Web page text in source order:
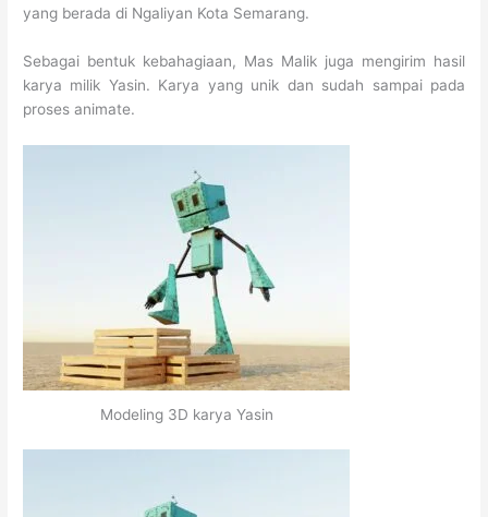
yang berada di Ngaliyan Kota Semarang.
Sebagai bentuk kebahagiaan, Mas Malik juga mengirim hasil
karya milik Yasin. Karya yang unik dan sudah sampai pada
proses animate.
Modeling 3D karya Yasin